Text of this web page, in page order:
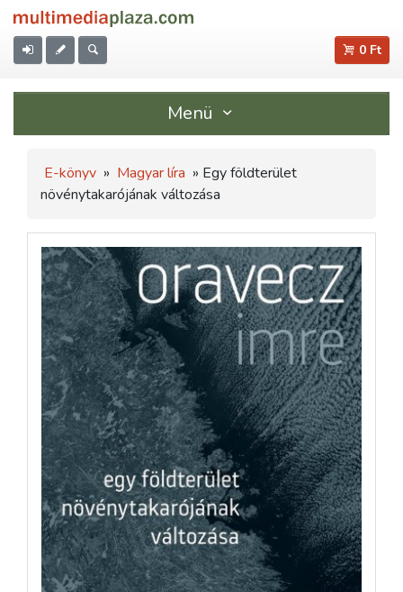
0 Ft
Menü
E-könyv » Magyar líra » Egy földterület
növénytakarójának változása